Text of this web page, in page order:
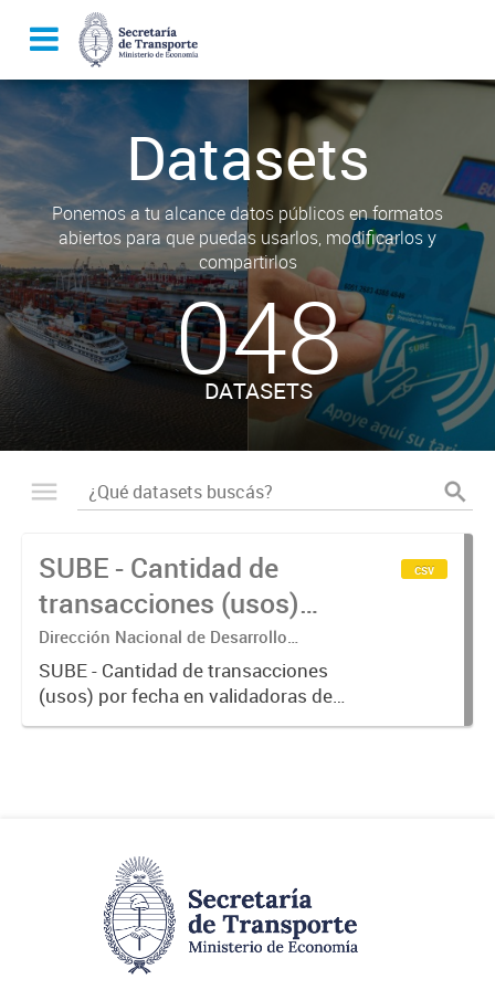
Datasets
Ponemos a tu alcance datos públicos en formatos
abiertos para que puedas usarlos, modificarlos y
compartirlos
048
DATASETS
SUBE - Cantidad de
transacciones (usos)
por fecha
Dirección Nacional de Desarrollo
Tecnológico - Ministerio de Transporte.
SUBE - Cantidad de transacciones
(usos) por fecha en validadoras de
la red SUBE.
csv